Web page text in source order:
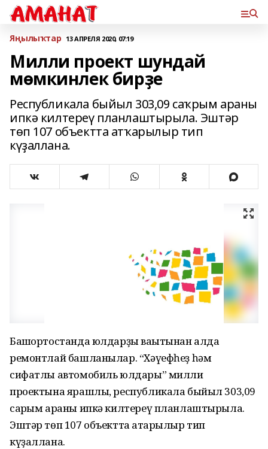
Яңылыҡтар 13 АПРЕЛЯ 2020, 07:19
Милли проект шундай
мөмкинлек бирҙе
Республикала быйыл 303,09 саҡрым араны
ипкә килтереү планлаштырыла. Эштәр
төп 107 объектта атҡарылыр тип
күҙаллана.
Башҡортостанда юлдарҙы ваҡытынан алда
ремонтлай башланылар. “Хәүефһеҙ һәм
сифатлы автомобиль юлдары” милли
проектына ярашлы, республикала быйыл 303,09
саҡрым араны ипкә килтереү планлаштырыла.
Эштәр төп 107 объектта атҡарылыр тип
күҙаллана.